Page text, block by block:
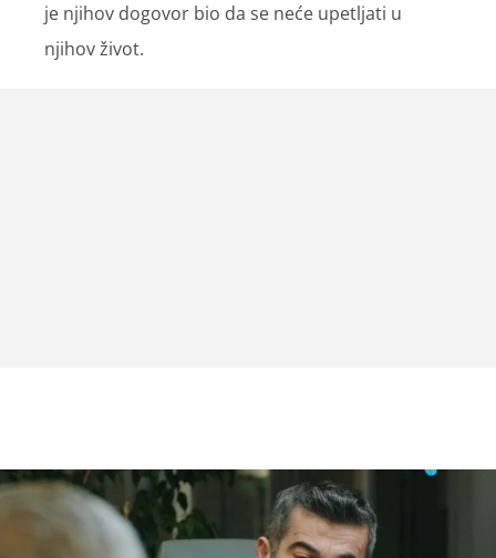
je njihov dogovor bio da se neće upetljati u
njihov život.